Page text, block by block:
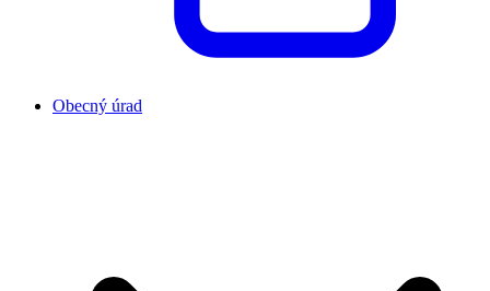
Obecný úrad